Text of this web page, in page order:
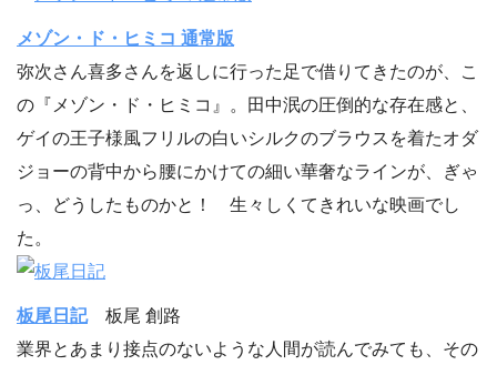
メゾン・ド・ヒミコ 通常版
弥次さん喜多さんを返しに行った足で借りてきたのが、こ
の『メゾン・ド・ヒミコ』。田中泯の圧倒的な存在感と、
ゲイの王子様風フリルの白いシルクのブラウスを着たオダ
ジョーの背中から腰にかけての細い華奢なラインが、ぎゃ
っ、どうしたものかと！ 生々しくてきれいな映画でし
た。
板尾日記板尾 創路
業界とあまり接点のないような人間が読んでみても、その